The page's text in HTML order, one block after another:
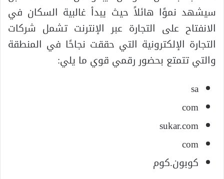
سيشهد نموًا هائلاً حيث يبدأ غالبية السكان في
الانفتاح على التجارة عبر الإنترنت تشمل شركات
التجارة الإلكترونية التي حققت نجاحًا في المنطقة
والتي تتمتع بحضور رقمي قوي ما يلي:
sa
com
sukar.com
com
كوبون.كوم